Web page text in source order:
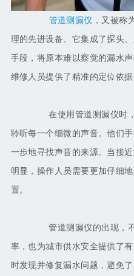
管道测漏仪 ，又被称
理的先进设备。它集成了探头
手段，将原本难以察觉的漏水
维修人员提供了精准的定位依据
在使用管道测漏仪时，
聆听每一个细微的声音。他们
一步地寻找声音的来源。当接
明显，操作人员需要更加仔细
置。
管道测漏仪的出现，不
率，也为城市供水安全提供了
时发现并修复漏水问题，避免